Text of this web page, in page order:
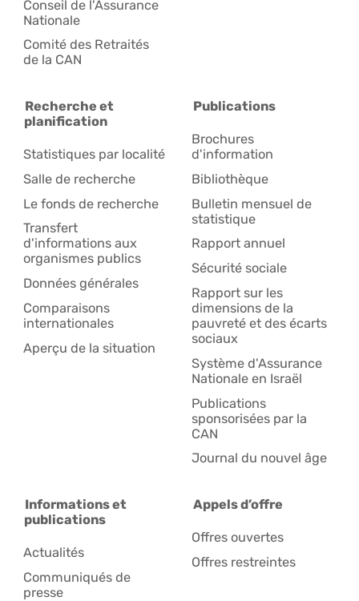
Conseil de l'Assurance
Nationale
Comité des Retraités
de la CAN
Recherche et
planification
Statistiques par localité
Salle de recherche
Le fonds de recherche
Transfert
d'informations aux
organismes publics
Données générales
Comparaisons
internationales
Aperçu de la situation
Publications
Brochures
d'information
Bibliothèque
Bulletin mensuel de
statistique
Rapport annuel
Sécurité sociale
Rapport sur les
dimensions de la
pauvreté et des écarts
sociaux
Système d'Assurance
Nationale en Israël
Publications
sponsorisées par la
CAN
Journal du nouvel âge
Informations et
publications
Actualités
Communiqués de
presse
Appels d’offre
Offres ouvertes
Offres restreintes